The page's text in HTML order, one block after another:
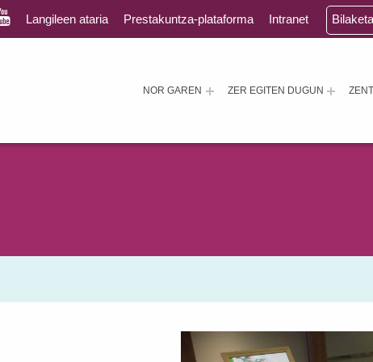
NOR GAREN ZER EGITEN DUGUN
Langileen ataria Prestakuntza-plataforma Intranet